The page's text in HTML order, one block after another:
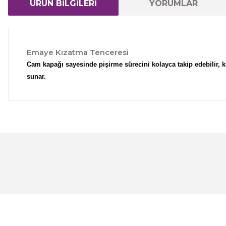
ÜRÜN BİLGİLERİ YORUMLAR
Emaye Kızatma Tenceresi
Cam kapağı sayesinde pişirme sürecini kolayca takip edebilir,
sunar.